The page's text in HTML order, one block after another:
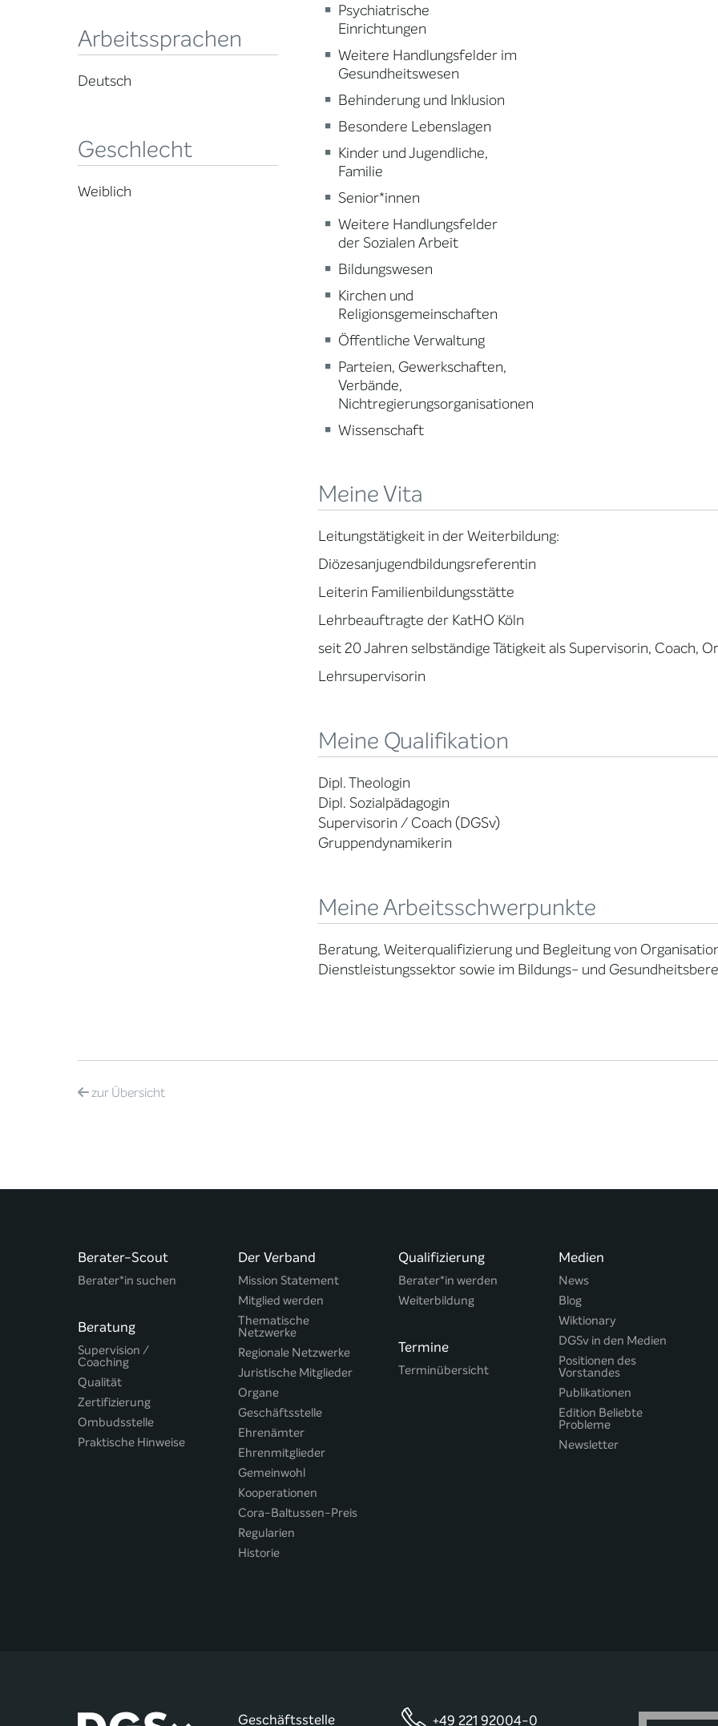
Arbeitssprachen
Deutsch
Geschlecht
Weiblich
Psychiatrische
Einrichtungen
Weitere Handlungsfelder im
Gesundheitswesen
Behinderung und Inklusion
Besondere Lebenslagen
Kinder und Jugendliche,
Familie
Senior*innen
Weitere Handlungsfelder
der Sozialen Arbeit
Bildungswesen
Kirchen und
Religionsgemeinschaften
Öffentliche Verwaltung
Parteien, Gewerkschaften,
Verbände,
Nichtregierungsorganisationen
Wissenschaft
Meine Vita
Leitungstätigkeit in der Weiterbildung:
Diözesanjugendbildungsreferentin
Leiterin Familienbildungsstätte
Lehrbeauftragte der KatHO Köln
seit 20 Jahren selbständige Tätigkeit als Supervisorin, Coach,
Lehrsupervisorin
Meine Qualifikation
Dipl. Theologin
Dipl. Sozialpädagogin
Supervisorin / Coach (DGSv)
Gruppendynamikerin
Meine Arbeitsschwerpunkte
Beratung, Weiterqualifizierung und Begleitung von
Dienstleistungssektor sowie im Bildungs- und
zurÜbersicht
Berater-Scout
Berater*in suchen
Beratung
Supervision /
Coaching
Qualität
Zertifizierung
Ombudsstelle
Praktische Hinweise
Der Verband
Mission Statement
Mitglied werden
Thematische
Netzwerke
Regionale Netzwerke
Juristische Mitglieder
Organe
Geschäftsstelle
Ehrenämter
Ehrenmitglieder
Gemeinwohl
Kooperationen
Cora-Baltussen-Preis
Regularien
Historie
Qualifizierung
Berater*in werden
Weiterbildung
Termine
Terminübersicht
Medien
News
Blog
Wiktionary
DGSv in den Medien
Positionen des
Vorstandes
Publikationen
Edition Beliebte
Probleme
Newsletter
Geschäftsstelle +49 221 92004-0